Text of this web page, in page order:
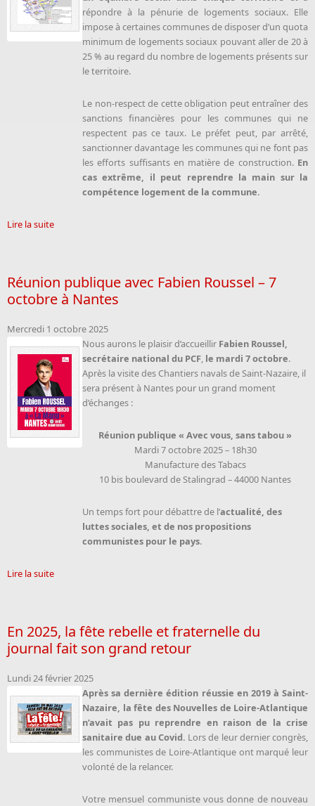
répondre à la pénurie de logements sociaux. Elle
impose à certaines communes de disposer d’un quota
minimum de logements sociaux pouvant aller de 20 à
25 % au regard du nombre de logements présents sur
le territoire.
Le non-respect de cette obligation peut entraîner des
sanctions financières pour les communes qui ne
respectent pas ce taux. Le préfet peut, par arrêté,
sanctionner davantage les communes qui ne font pas
les efforts suffisants en matière de construction. En
cas extrême, il peut reprendre la main sur la
compétence logement de la commune.
Lire la suite
Réunion publique avec Fabien Roussel – 7
octobre à Nantes
Mercredi 1 octobre 2025
Nous aurons le plaisir d’accueillir Fabien Roussel,
secrétaire national du PCF, le mardi 7 octobre.
Après la visite des Chantiers navals de Saint-Nazaire, il
sera présent à Nantes pour un grand moment
d’échanges :
Réunion publique « Avec vous, sans tabou »
Mardi 7 octobre 2025 – 18h30
Manufacture des Tabacs
10 bis boulevard de Stalingrad – 44000 Nantes
Un temps fort pour débattre de l’actualité, des
luttes sociales, et de nos propositions
communistes pour le pays.
Lire la suite
En 2025, la fête rebelle et fraternelle du
journal fait son grand retour
Lundi 24 février 2025
Après sa dernière édition réussie en 2019 à Saint-
Nazaire, la fête des Nouvelles de Loire-Atlantique
n’avait pas pu reprendre en raison de la crise
sanitaire due au Covid. Lors de leur dernier congrès,
les communistes de Loire-Atlantique ont marqué leur
volonté de la relancer.
Votre mensuel communiste vous donne de nouveau